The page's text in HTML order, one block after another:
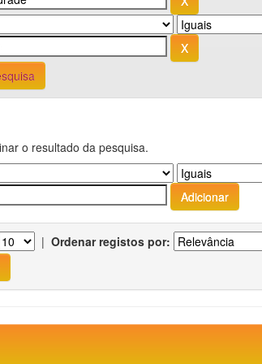
o resultado da pesquisa.
| Ordenar registos por: